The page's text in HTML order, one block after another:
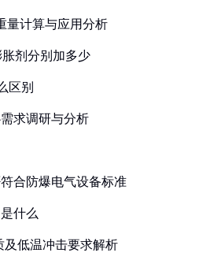
量计算与应用分析
剂分别加多少
区别
求调研与分析
合防爆电气设备标准
什么
及低温冲击要求解析